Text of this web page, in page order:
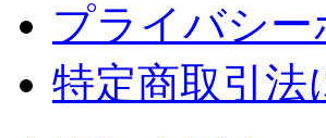
プライバシー
特定商取引法